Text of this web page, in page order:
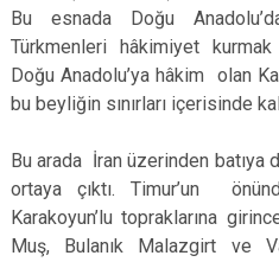
Bu esnada Doğu
Türkmenleri hâkimiyet
Doğu Anadolu’ya hâkim olan
bu beyliğin sınırları içerisinde
Bu arada İran üzerinden
ortaya çıktı. Timur’un
Karakoyun’lu topraklarına
Muş, Bulanık Malazgirt ve